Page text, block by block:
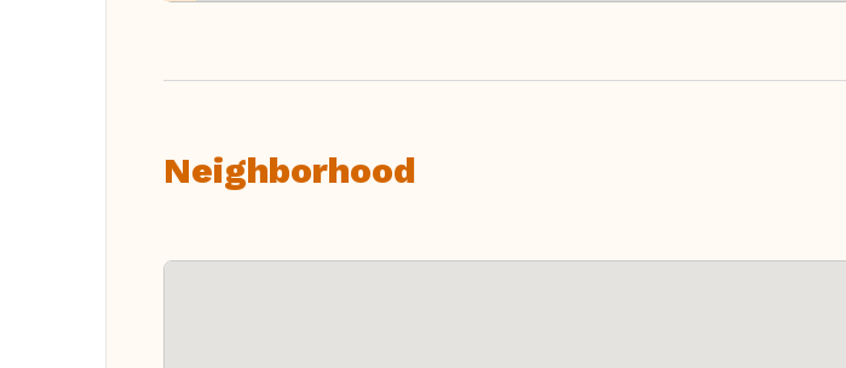
Neighborhood